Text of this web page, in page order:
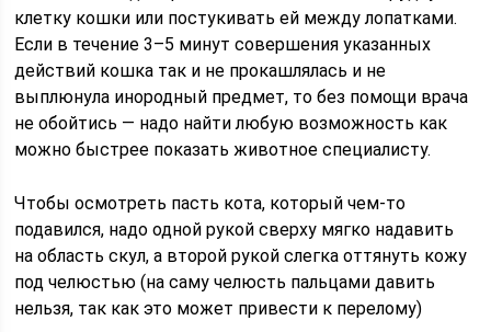
клетку кошки или постукивать ей между лопатками.
Если в течение 3–5 минут совершения указанных
действий кошка так и не прокашлялась и не
выплюнула инородный предмет, то без помощи врача
не обойтись — надо найти любую возможность как
можно быстрее показать животное специалисту.
Чтобы осмотреть пасть кота, который чем-то
подавился, надо одной рукой сверху мягко надавить
на область скул, а второй рукой слегка оттянуть кожу
под челюстью (на саму челюсть пальцами давить
нельзя, так как это может привести к перелому)